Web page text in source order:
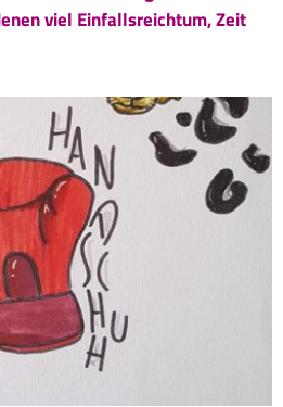
viel Einfallsreichtum, Zeit